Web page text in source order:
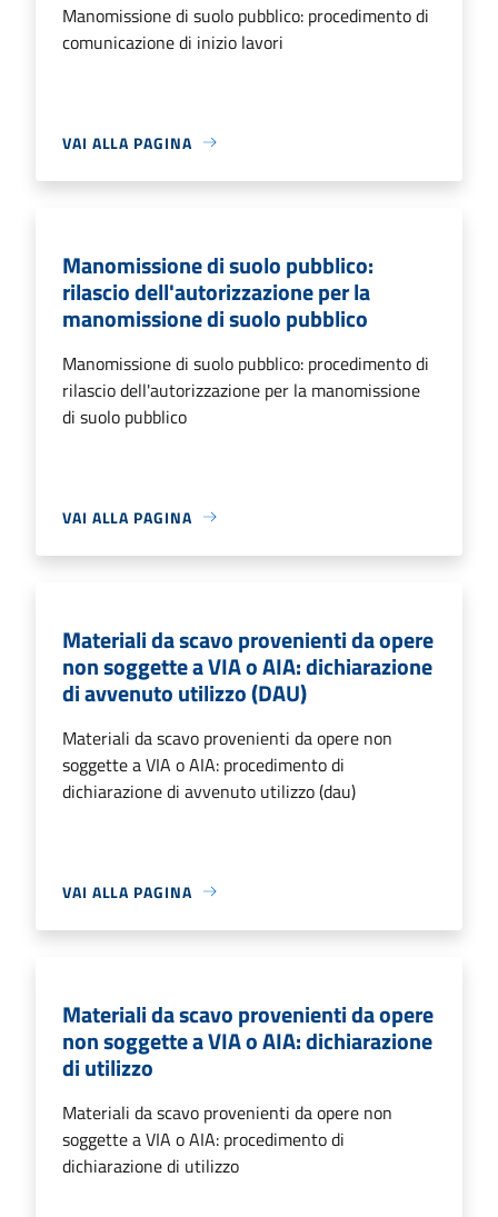
Manomissione di suolo pubblico: procedimento di
comunicazione di inizio lavori
VAI ALLA PAGINA
Manomissione di suolo pubblico:
rilascio dell'autorizzazione per la
manomissione di suolo pubblico
Manomissione di suolo pubblico: procedimento di
rilascio dell'autorizzazione per la manomissione
di suolo pubblico
VAI ALLA PAGINA
Materiali da scavo provenienti da opere
non soggette a VIA o AIA: dichiarazione
di avvenuto utilizzo (DAU)
Materiali da scavo provenienti da opere non
soggette a VIA o AIA: procedimento di
dichiarazione di avvenuto utilizzo (dau)
VAI ALLA PAGINA
Materiali da scavo provenienti da opere
non soggette a VIA o AIA: dichiarazione
di utilizzo
Materiali da scavo provenienti da opere non
soggette a VIA o AIA: procedimento di
dichiarazione di utilizzo